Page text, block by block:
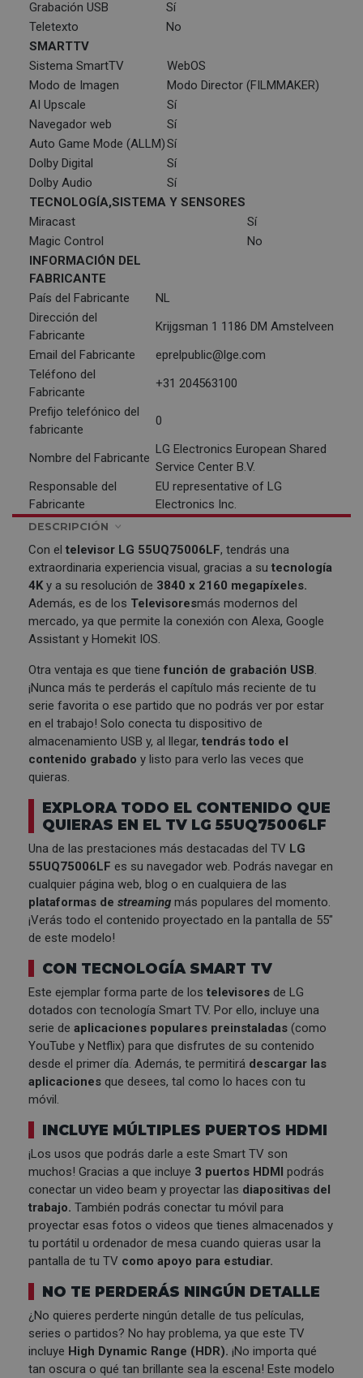
Grabación USB
Sí
Teletexto
No
SMARTTV
Sistema SmartTV
WebOS
Modo de Imagen
Modo Director (FILMMAKER)
AI Upscale
Sí
Navegador web
Sí
Auto Game Mode (ALLM)Sí
Dolby Digital
Sí
Dolby Audio
Sí
TECNOLOGÍA,SISTEMA Y SENSORES
Miracast
Sí
Magic Control
No
INFORMACIÓN DEL
FABRICANTE
País del Fabricante
NL
Dirección del
Fabricante
Krijgsman 1 1186 DM Amstelveen
Email del Fabricante
eprelpublic@lge.com
Teléfono del
Fabricante
+31 204563100
Prefijo telefónico del
fabricante
0
Nombre del Fabricante
LG Electronics European Shared
Service Center B.V.
Responsable del
Fabricante
EU representative of LG
Electronics Inc.
DESCRIPCIÓN
Con el televisor LG 55UQ75006LF, tendrás una
extraordinaria experiencia visual, gracias a su tecnología
4Ky a su resolución de 3840 x 2160 megapíxeles.
Además, es de los Televisoresmás modernos del
mercado, ya que permite la conexión con Alexa, Google
Assistant y Homekit IOS.
Otra ventaja es que tiene función de grabación USB.
¡Nunca más te perderás el capítulo más reciente de tu
serie favorita o ese partido que no podrás ver por estar
en el trabajo! Solo conecta tu dispositivo de
almacenamiento USB y, al llegar, tendrás todo el
contenido grabado y listo para verlo las veces que
quieras.
EXPLORA TODO EL CONTENIDO QUE
QUIERAS EN EL TV LG 55UQ75006LF
Una de las prestaciones más destacadas del TV LG
55UQ75006LF es su navegador web. Podrás navegar en
cualquier página web, blog o en cualquiera de las
plataformas de streaming más populares del momento.
¡Verás todo el contenido proyectado en la pantalla de 55"
de este modelo!
CON TECNOLOGÍA SMART TV
Este ejemplar forma parte de los televisores de LG
dotados con tecnología Smart TV. Por ello, incluye una
serie de aplicaciones populares preinstaladas (como
YouTube y Netflix) para que disfrutes de su contenido
desde el primer día. Además, te permitirá descargar las
aplicaciones que desees, tal como lo haces con tu
móvil.
INCLUYE MÚLTIPLES PUERTOS HDMI
¡Los usos que podrás darle a este Smart TV son
muchos! Gracias a que incluye 3 puertos HDMI podrás
conectar un video beam y proyectar las diapositivas del
trabajo. También podrás conectar tu móvil para
proyectar esas fotos o videos que tienes almacenados y
tu portátil u ordenador de mesa cuando quieras usar la
pantalla de tu TV como apoyo para estudiar.
NO TE PERDERÁS NINGÚN DETALLE
¿No quieres perderte ningún detalle de tus películas,
series o partidos? No hay problema, ya que este TV
incluye High Dynamic Range (HDR). ¡No importa qué
tan oscura o qué tan brillante sea la escena! Este modelo